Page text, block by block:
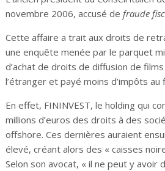
novembre 2006, accusé de fraude
Cette affaire a trait aux droits de
une enquête menée par le parquet
d’achat de droits de diffusion de
l’étranger et payé moins d’impôts au
En effet, FININVEST, le holding qui
millions d’euros des droits à des
offshore. Ces dernières auraient
élevé, créant alors des « caisses
Selon son avocat, « il ne peut y